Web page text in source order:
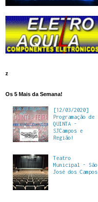
z
Os 5 Mais da Semana!
[12/03/2020]
Programação de
QUINTA -
SJCampos e
Região!
Teatro
Municipal - São
José dos Campos